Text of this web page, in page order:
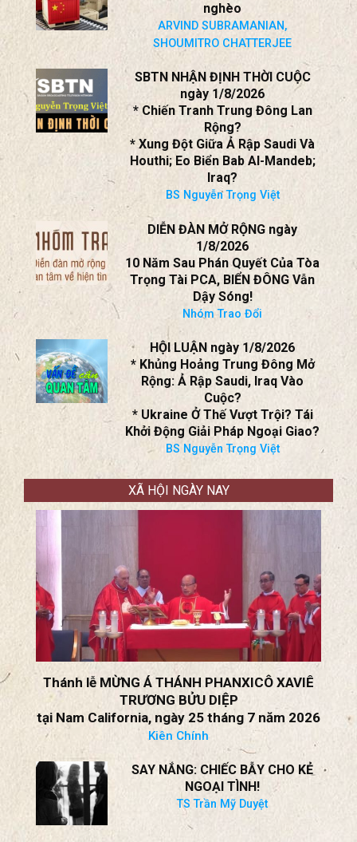
nghèo
ARVIND SUBRAMANIAN,
SHOUMITRO CHATTERJEE
SBTN NHẬN ĐỊNH THỜI CUỘC
ngày 1/8/2026
* Chiến Tranh Trung Đông Lan
Rộng?
* Xung Đột Giữa Ả Rập Saudi Và
Houthi; Eo Biển Bab Al-Mandeb;
Iraq?
BS Nguyễn Trọng Việt
DIỄN ĐÀN MỞ RỘNG ngày
1/8/2026
10 Năm Sau Phán Quyết Của Tòa
Trọng Tài PCA, BIỂN ĐÔNG Vẫn
Dậy Sóng!
Nhóm Trao Đổi
HỘI LUẬN ngày 1/8/2026
* Khủng Hoảng Trung Đông Mở
Rộng: Ả Rập Saudi, Iraq Vào
Cuộc?
* Ukraine Ở Thế Vượt Trội? Tái
Khởi Động Giải Pháp Ngoại Giao?
BS Nguyễn Trọng Việt
XÃ HỘI NGÀY NAY
Thánh lễ MỪNG Á THÁNH PHANXICÔ XAVIÊ
TRƯƠNG BỬU DIỆP
tại Nam California, ngày 25 tháng 7 năm 2026
Kiên Chính
SAY NẮNG: CHIẾC BẪY CHO KẺ
NGOẠI TÌNH!
TS Trần Mỹ Duyệt